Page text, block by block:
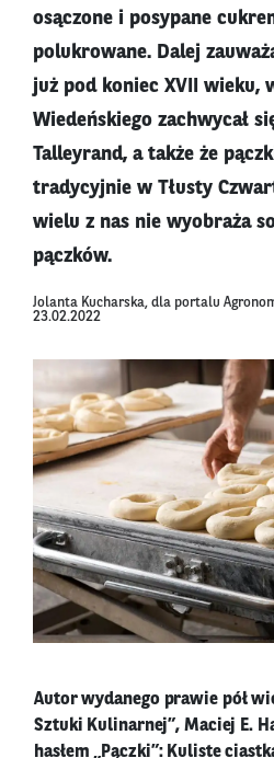
osączone i posypane
polukrowane. Dalej
już pod koniec XVII wieku,
Wiedeńskiego zachwycał
Talleyrand, a także że
tradycyjnie w Tłusty
wielu z nas nie wyobraża
pączków.
Jolanta Kucharska, dla portalu
23.02.2022
Autor wydanego prawie pół
Sztuki Kulinarnej”, Maciej E.
hasłem „Pączki”: Kuliste